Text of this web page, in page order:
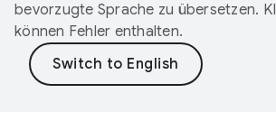
bevorzugte Sprache zu übersetzen.
können Fehler enthalten.